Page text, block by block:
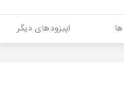
اپیزودهای دیگر